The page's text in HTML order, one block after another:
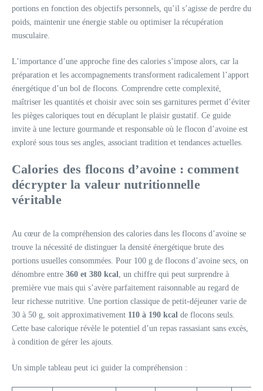
portions en fonction des objectifs personnels, qu’il s’agisse de perdre du
poids, maintenir une énergie stable ou optimiser la récupération
musculaire.
L’importance d’une approche fine des calories s’impose alors, car la
préparation et les accompagnements transforment radicalement l’apport
énergétique d’un bol de flocons. Comprendre cette complexité,
maîtriser les quantités et choisir avec soin ses garnitures permet d’éviter
les pièges caloriques tout en décuplant le plaisir gustatif. Ce guide
invite à une lecture gourmande et responsable où le flocon d’avoine est
exploré sous tous ses angles, associant tradition et tendances actuelles.
Calories des flocons d’avoine : comment
décrypter la valeur nutritionnelle
véritable
Au cœur de la compréhension des calories dans les flocons d’avoine se
trouve la nécessité de distinguer la densité énergétique brute des
portions usuelles consommées. Pour 100 g de flocons d’avoine secs, on
dénombre entre 360 et 380 kcal, un chiffre qui peut surprendre à
première vue mais qui s’avère parfaitement raisonnable au regard de
leur richesse nutritive. Une portion classique de petit-déjeuner varie de
30 à 50 g, soit approximativement 110 à 190 kcal de flocons seuls.
Cette base calorique révèle le potentiel d’un repas rassasiant sans excès,
à condition de gérer les ajouts.
Un simple tableau peut ici guider la compréhension :